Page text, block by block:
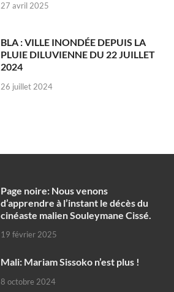
27 avril 2025
BLA : VILLE INONDÉE DEPUIS LA
PLUIE DILUVIENNE DU 22 JUILLET
2024
26 juillet 2024
Page noire: Nous venons
d’apprendre à l’instant le décès du
cinéaste malien Souleymane Cissé.
19 février 2025
Mali: Mariam Sissoko n’est plus !
8 octobre 2024